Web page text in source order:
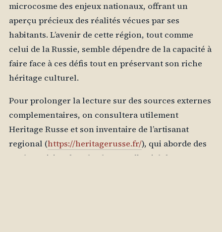
microcosme des enjeux nationaux, offrant un
aperçu précieux des réalités vécues par ses
habitants. L’avenir de cette région, tout comme
celui de la Russie, semble dépendre de la capacité à
faire face à ces défis tout en préservant son riche
héritage culturel.
Pour prolonger la lecture sur des sources externes
complementaires, on consultera utilement
Heritage Russe et son inventaire de l’artisanat
regional (https://heritagerusse.fr/), qui aborde des
angles voisins dans le cluster editorial des